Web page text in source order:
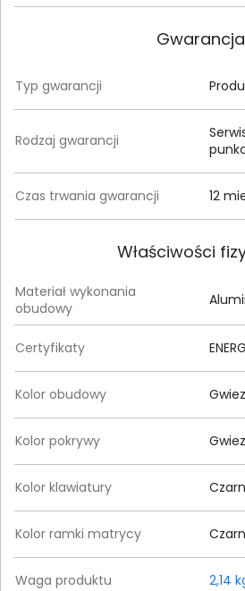
Gwarancja
Typ gwarancji
Rodzaj gwarancji
Czas trwania gwarancji 12
Właściwości
Materiał wykonania
obudowy
Certyfikaty
Kolor obudowy
Kolor pokrywy
Kolor klawiatury
Kolor ramki matrycy
Waga produktu 2,14